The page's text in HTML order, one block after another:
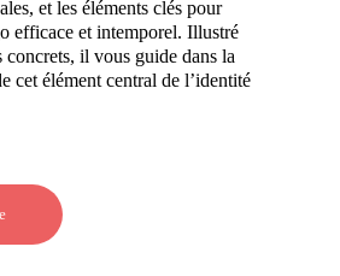
et les éléments clés pour
efficace et intemporel. Illustré
concrets, il vous guide dans la
cet élément central de l’identité